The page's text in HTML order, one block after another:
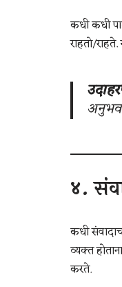
कधी कधी
राहतो/
४.
कधी
व्यक्त
करते.